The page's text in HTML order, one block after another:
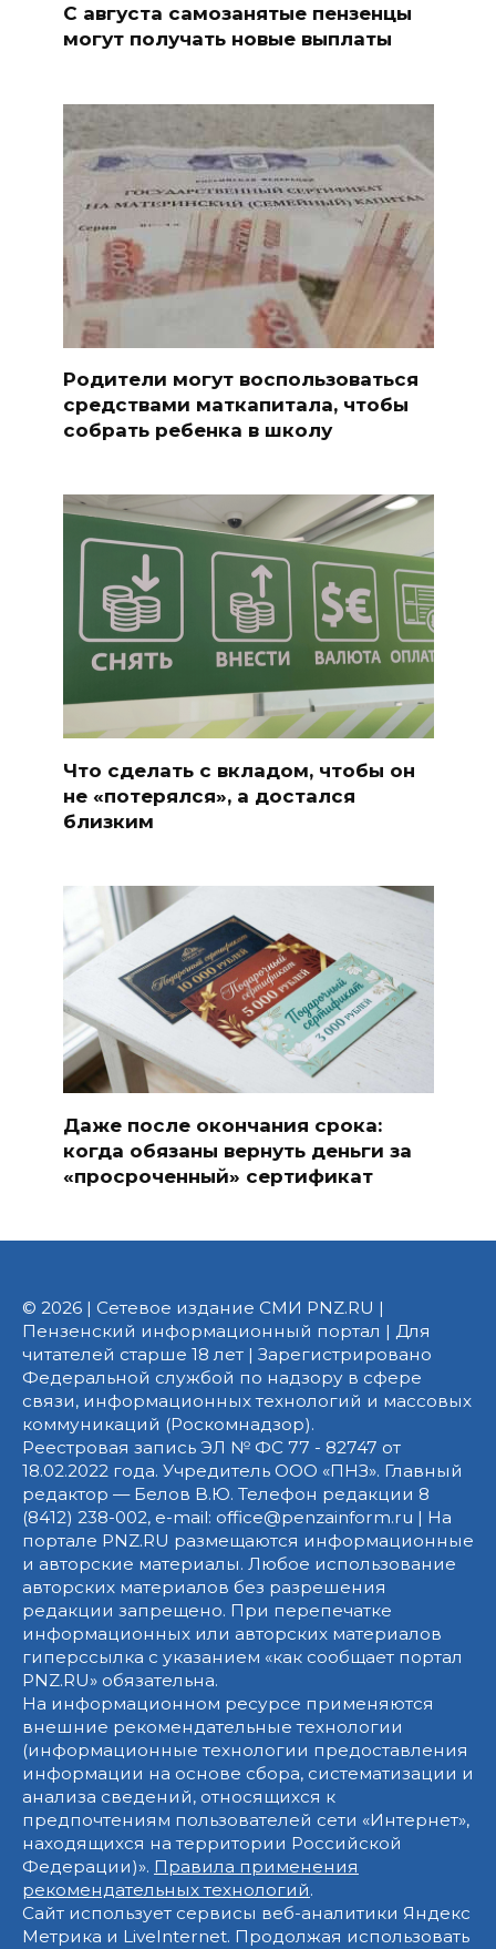
С августа самозанятые пензенцы
могут получать новые выплаты
Родители могут воспользоваться
средствами маткапитала, чтобы
собрать ребенка в школу
Что сделать с вкладом, чтобы он
не «потерялся», а достался
близким
Даже после окончания срока:
когда обязаны вернуть деньги за
«просроченный» сертификат
© 2026 | Сетевое издание СМИ PNZ.RU |
Пензенский информационный портал | Для
читателей старше 18 лет | Зарегистрировано
Федеральной службой по надзору в сфере
связи, информационных технологий и массовых
коммуникаций (Роскомнадзор).
Реестровая запись ЭЛ № ФС 77 - 82747 от
18.02.2022 года. Учредитель ООО «ПНЗ». Главный
редактор — Белов В.Ю. Телефон редакции 8
(8412) 238-002, e-mail: office@penzainform.ru | На
портале PNZ.RU размещаются информационные
и авторские материалы. Любое использование
авторских материалов без разрешения
редакции запрещено. При перепечатке
информационных или авторских материалов
гиперссылка с указанием «как сообщает портал
PNZ.RU» обязательна.
На информационном ресурсе применяются
внешние рекомендательные технологии
(информационные технологии предоставления
информации на основе сбора, систематизации и
анализа сведений, относящихся к
предпочтениям пользователей сети «Интернет»,
находящихся на территории Российской
Федерации)». Правила применения
рекомендательных технологий.
Сайт использует сервисы веб-аналитики Яндекс
Метрика и LiveInternet. Продолжая использовать